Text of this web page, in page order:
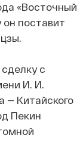
«Восточный
поставит
с
И. И.
— Китайского
Пекин